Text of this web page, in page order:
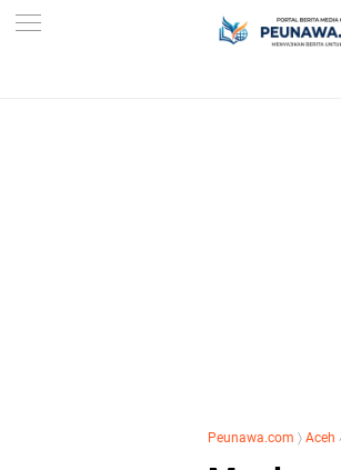
Peunawa.com 〉 Aceh